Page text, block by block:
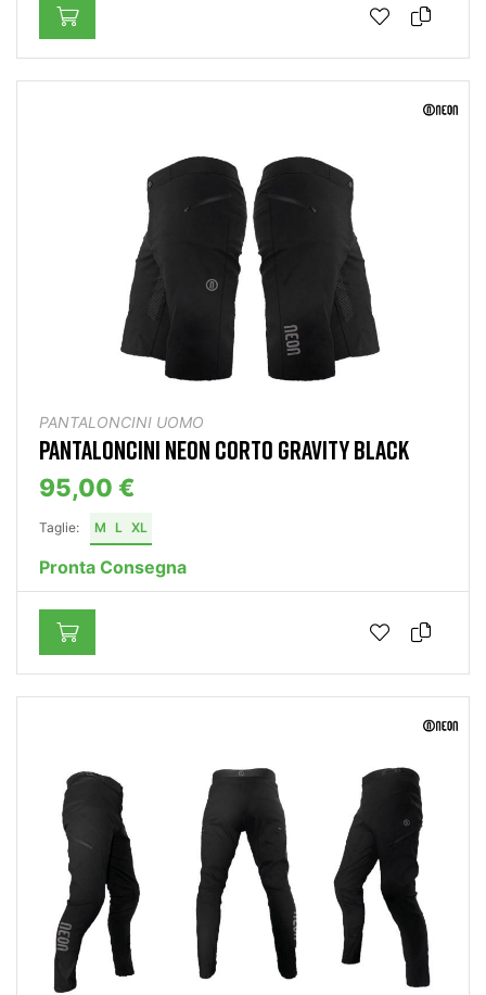
PANTALONCINI UOMO
PANTALONCINI NEON CORTO GRAVITY BLACK
95,00 €
Taglie: M L XL
Pronta Consegna